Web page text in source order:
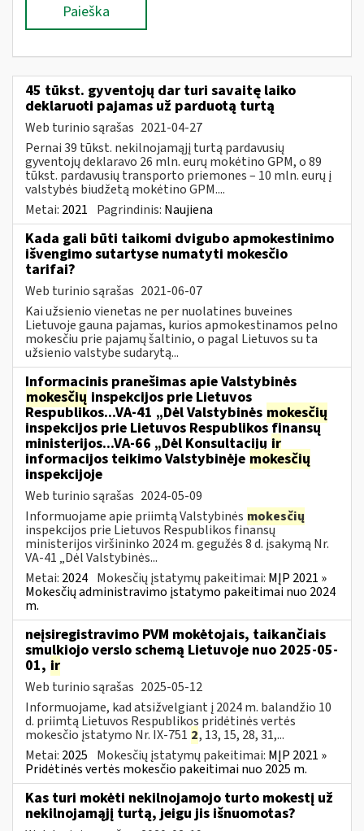
Paieška
45 tūkst. gyventojų dar turi savaitę laiko
deklaruoti pajamas už parduotą turtą
Web turinio sąrašas 2021-04-27
Pernai 39 tūkst. nekilnojamąjį turtą pardavusių
gyventojų deklaravo 26 mln. eurų mokėtino GPM, o 89
tūkst. pardavusių transporto priemones – 10 mln. eurų į
valstybės biudžetą mokėtino GPM....
Metai: 2021 Pagrindinis: Naujiena
Kada gali būti taikomi dvigubo apmokestinimo
išvengimo sutartyse numatyti mokesčio
tarifai?
Web turinio sąrašas 2021-06-07
Kai užsienio vienetas ne per nuolatines buveines
Lietuvoje gauna pajamas, kurios apmokestinamos pelno
mokesčiu prie pajamų šaltinio, o pagal Lietuvos su ta
užsienio valstybe sudarytą...
Informacinis pranešimas apie Valstybinės
mokesčių inspekcijos prie Lietuvos
Respublikos...VA-41 „Dėl Valstybinės mokesčių
inspekcijos prie Lietuvos Respublikos finansų
ministerijos...VA-66 „Dėl Konsultacijų ir
informacijos teikimo Valstybinėje mokesčių
inspekcijoje
Web turinio sąrašas 2024-05-09
Informuojame apie priimtą Valstybinės mokesčių
inspekcijos prie Lietuvos Respublikos finansų
ministerijos viršininko 2024 m. gegužės 8 d. įsakymą Nr.
VA-41 „Dėl Valstybinės...
Metai: 2024 Mokesčių įstatymų pakeitimai: MĮP 2021 »
Mokesčių administravimo įstatymo pakeitimai nuo 2024
m.
neįsiregistravimo PVM mokėtojais, taikančiais
smulkiojo verslo schemą Lietuvoje nuo 2025-05-
01, ir
Web turinio sąrašas 2025-05-12
Informuojame, kad atsižvelgiant į 2024 m. balandžio 10
d. priimtą Lietuvos Respublikos pridėtinės vertės
mokesčio įstatymo Nr. IX-751 2, 13, 15, 28, 31,...
Metai: 2025 Mokesčių įstatymų pakeitimai: MĮP 2021 »
Pridėtinės vertės mokesčio pakeitimai nuo 2025 m.
Kas turi mokėti nekilnojamojo turto mokestį už
nekilnojamąjį turtą, jeigu jis išnuomotas?